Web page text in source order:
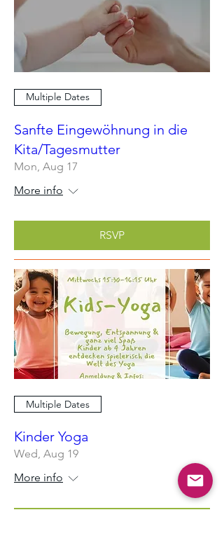
Multiple Dates
Sanfte Eingewöhnung in die
Kita/Tagesmutter
Mon, Aug 17
More info
RSVP
Multiple Dates
Kinder Yoga
Wed, Aug 19
More info